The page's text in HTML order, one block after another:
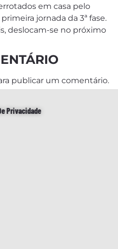
em casa pelo
jornada da 3ª fase.
deslocam-se no próximo
publicar um comentário.
Privacidade